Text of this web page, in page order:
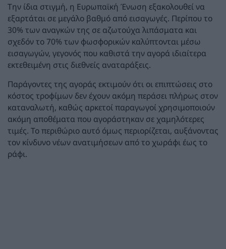
Την ίδια στιγμή, η Ευρωπαϊκή Ένωση εξακολουθεί να
εξαρτάται σε μεγάλο βαθμό από εισαγωγές. Περίπου το
30% των αναγκών της σε αζωτούχα λιπάσματα και
σχεδόν το 70% των φωσφορικών καλύπτονται μέσω
εισαγωγών, γεγονός που καθιστά την αγορά ιδιαίτερα
εκτεθειμένη στις διεθνείς αναταράξεις.
Παράγοντες της αγοράς εκτιμούν ότι οι επιπτώσεις στο
κόστος τροφίμων δεν έχουν ακόμη περάσει πλήρως στον
καταναλωτή, καθώς αρκετοί παραγωγοί χρησιμοποιούν
ακόμη αποθέματα που αγοράστηκαν σε χαμηλότερες
τιμές. Το περιθώριο αυτό όμως περιορίζεται, αυξάνοντας
τον κίνδυνο νέων ανατιμήσεων από το χωράφι έως το
ράφι.